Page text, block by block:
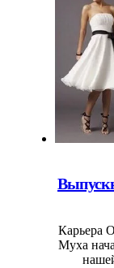
Карьера
Муха